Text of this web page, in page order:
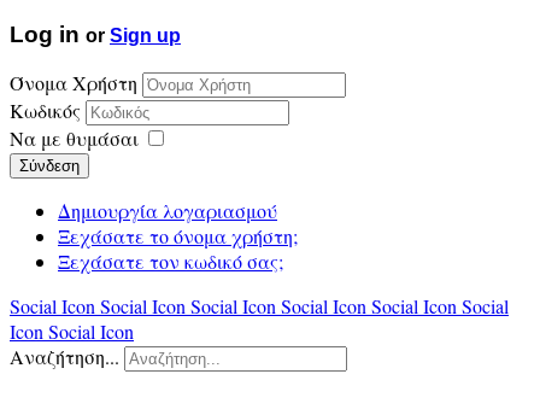
Log in or Sign up
Όνομα Χρήστη
Κωδικός
Να με θυμάσαι
Σύνδεση
Δημιουργία λογαριασμού
Ξεχάσατε το όνομα χρήστη;
Ξεχάσατε τον κωδικό σας;
Social IconSocial IconSocial IconSocial IconSocial IconSocial
IconSocial Icon
Αναζήτηση...